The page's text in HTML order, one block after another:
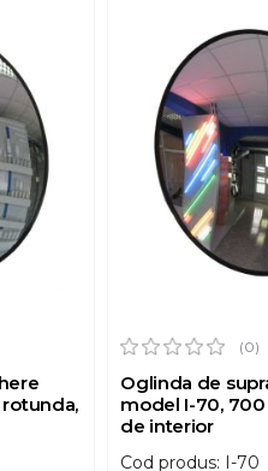
(0)
Oglinda de
model I-70,
de interior
Cod produs: I-70